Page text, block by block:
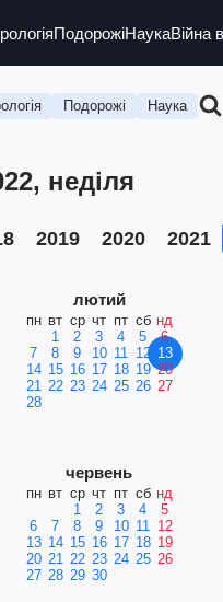
ПодорожіНаукаВійна
Подорожі Наука
неділя
2019 2020 2021
лютий
пн вт ср чт пт сб нд
1
2 3 4 5
6
7
8 9 10 11 12 13
14 15 16 17 18 19 20
21 22 23 24 25 26 27
28
червень
пн вт ср чт пт сб нд
1
2 3 4
5
6
7 8 9 10 11 12
13 14 15 16 17 18 19
20 21 22 23 24 25 26
27 28 29 30